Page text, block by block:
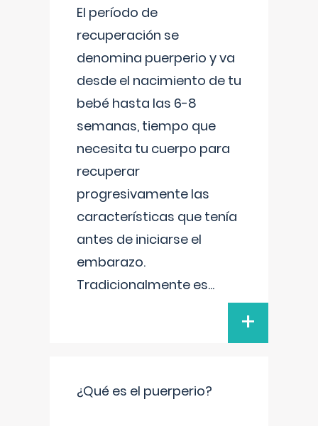
El período de
recuperación se
denomina puerperio y va
desde el nacimiento de tu
bebé hasta las 6-8
semanas, tiempo que
necesita tu cuerpo para
recuperar
progresivamente las
características que tenía
antes de iniciarse el
embarazo.
Tradicionalmente es...
+
¿Qué es el puerperio?